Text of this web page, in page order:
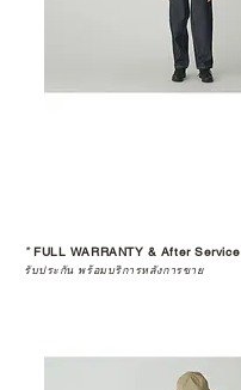
*FULL WARRANTY & After Service
รับประกัน พร้อมบริการหลังการขาย